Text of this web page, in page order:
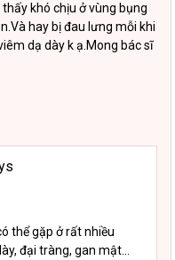
khó chịu ở vùng bụng
hay bị đau lưng mỗi khi
dạ dày k ạ.Mong bác sĩ
thể gặp ở rất nhiều
đại tràng, gan mật…